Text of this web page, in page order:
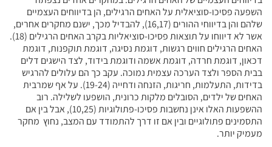
השפעה פסיכו-סוציאלית על האחים הרגילים, הן בדיווחים העצמיים
שלהם והן בדיווחי ההורים (16,17), להבדיל מכך, ישנם מחקרים אחרים,
אשר לא דיווחו על תוצאות פסיכו-סוציאליות בקרב האחים הרגילים (18).
האחים הרגילים חווים רגשות, דוגמת נסיגה, דוגמת תוקפנות, דוגמת
דכאון, דוגמת חרדה, דוגמת אשמה ודוגמת בידוד, לצד הישגים דלים
בבית הספר ולצד הערכה עצמית נמוכה. עקב כך הם עלולים להרגיש
בדידות, התעלמות, חריגות, הזנחה ודחייה (19-24). על אף שמרבית
האחים של ילדים, הסובלים מלקות כרונית, הושפעו לשלילה. רוב
ההשפעות האלו אינן נחשבות פסיכו-פתולוגיות (10,25), אבל בין אם
התסמינים פתולוגיים ובין אם זו דרך להתמודד עם המצב, נחוץ מחקר
מעמיק יותר.